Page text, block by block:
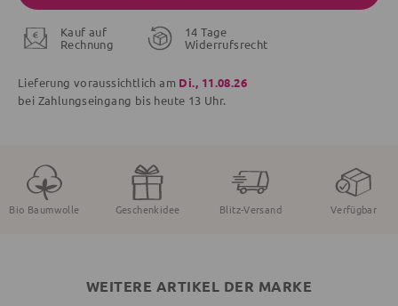
Kauf auf
Rechnung
14 Tage
Widerrufsrecht
Lieferung voraussichtlich am Di., 11.08.26
bei Zahlungseingang bis heute 13 Uhr.
Bio Baumwolle Geschenkidee Blitz-Versand Verfügbar
WEITERE ARTIKEL DER MARKE